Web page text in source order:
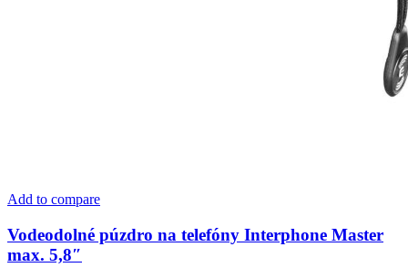
Add to compare
Vodeodolné púzdro na telefóny Interphone Master
max. 5,8″